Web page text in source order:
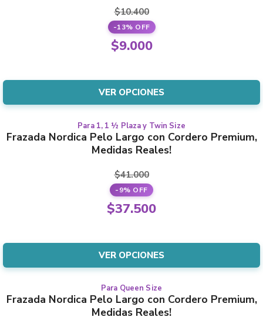
del
producto
$10.400
-13% OFF
El
era:
$10.400.
$9.000
precio
actual
es:
$9.000.
VER OPCIONES
tiene
varias
variantes.
Las
se
pueden
elegir
en
la
página
del
producto
Para 1, 1 ½ Plaza y Twin Size
Frazada Nordica Pelo Largo con Cordero Premium,
Medidas Reales!
$41.000
-9% OFF
El
precio
era:
$41.000.
$37.500
precio
actual
es:
$37.500.
VER OPCIONES
Este
producto
tiene
varias
variantes.
Las
opciones
pueden
elegir
en
la
página
del
Para Queen Size
Frazada Nordica Pelo Largo con Cordero Premium,
Medidas Reales!
Este
producto
tiene